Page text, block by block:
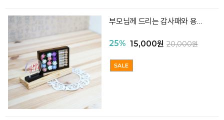
부모님께 드리는 감사패와 용돈박스
25% 15,000원 20,000원